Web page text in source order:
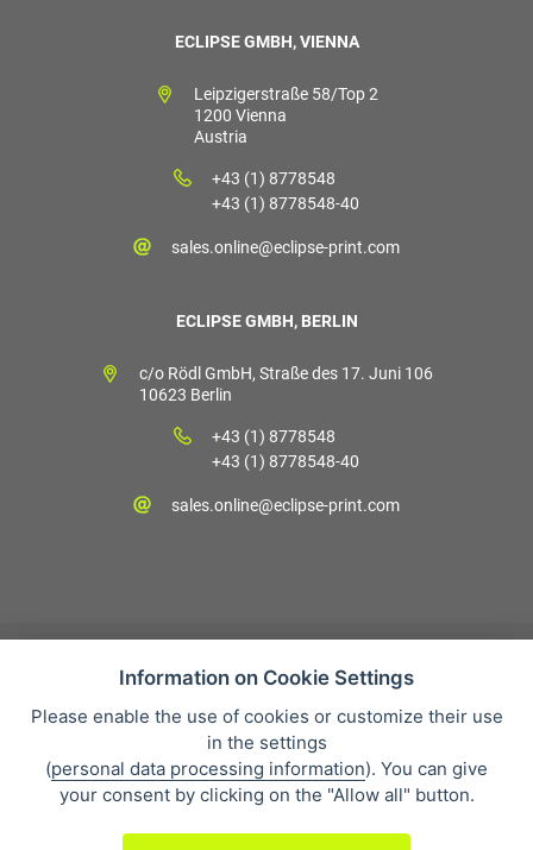
ECLIPSE GMBH, VIENNA
Leipzigerstraße 58/Top 2
1200 Vienna
Austria
+43 (1) 8778548
+43 (1) 8778548-40
sales.online@eclipse-print.com
ECLIPSE GMBH, BERLIN
c/o Rödl GmbH, Straße des 17. Juni 106
10623 Berlin
+43 (1) 8778548
+43 (1) 8778548-40
sales.online@eclipse-print.com
Verkaufsbedingungen
Datenschutz
Über uns
Whistleblowing
Information on Cookie Settings
Please enable the use of cookies or customize their use
in the settings
(personal data processing information). You can give
your consent by clicking on the "Allow all" button.